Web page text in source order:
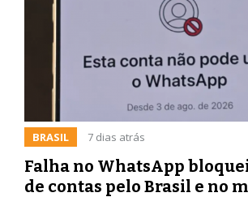
BRASIL 7 dias atrás
Falha no WhatsApp
de contas pelo Brasil e no